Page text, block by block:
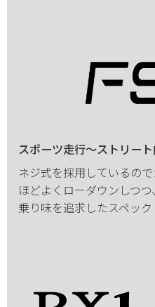
スポーツ走行～ストリー
ネジ式を採用しているの
ほどよくローダウンしつ
乗り味を追求したスペック